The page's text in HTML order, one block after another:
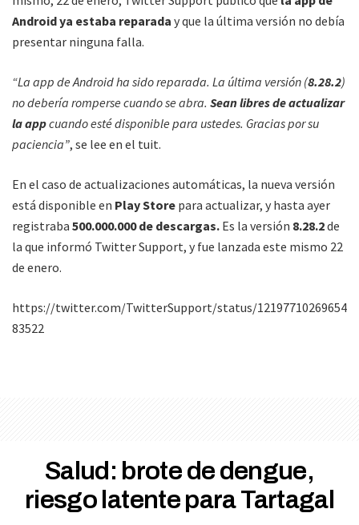
Android ya estaba reparada y que la última versión no debía
presentar ninguna falla.
“La app de Android ha sido reparada. La última versión (8.28.2)
no debería romperse cuando se abra. Sean libres de actualizar
la appcuando esté disponible para ustedes. Gracias por su
paciencia”, se lee en el tuit.
En el caso de actualizaciones automáticas, la nueva versión
está disponible en Play Store para actualizar, y hasta ayer
registraba 500.000.000 de descargas. Es la versión 8.28.2de
la que informó Twitter Support, y fue lanzada este mismo 22
de enero.
https://twitter.com/TwitterSupport/status/12197710269654
83522
Salud: brote de dengue,
riesgo latente para Tartagal